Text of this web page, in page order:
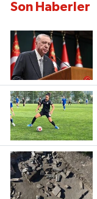
Son Haberler